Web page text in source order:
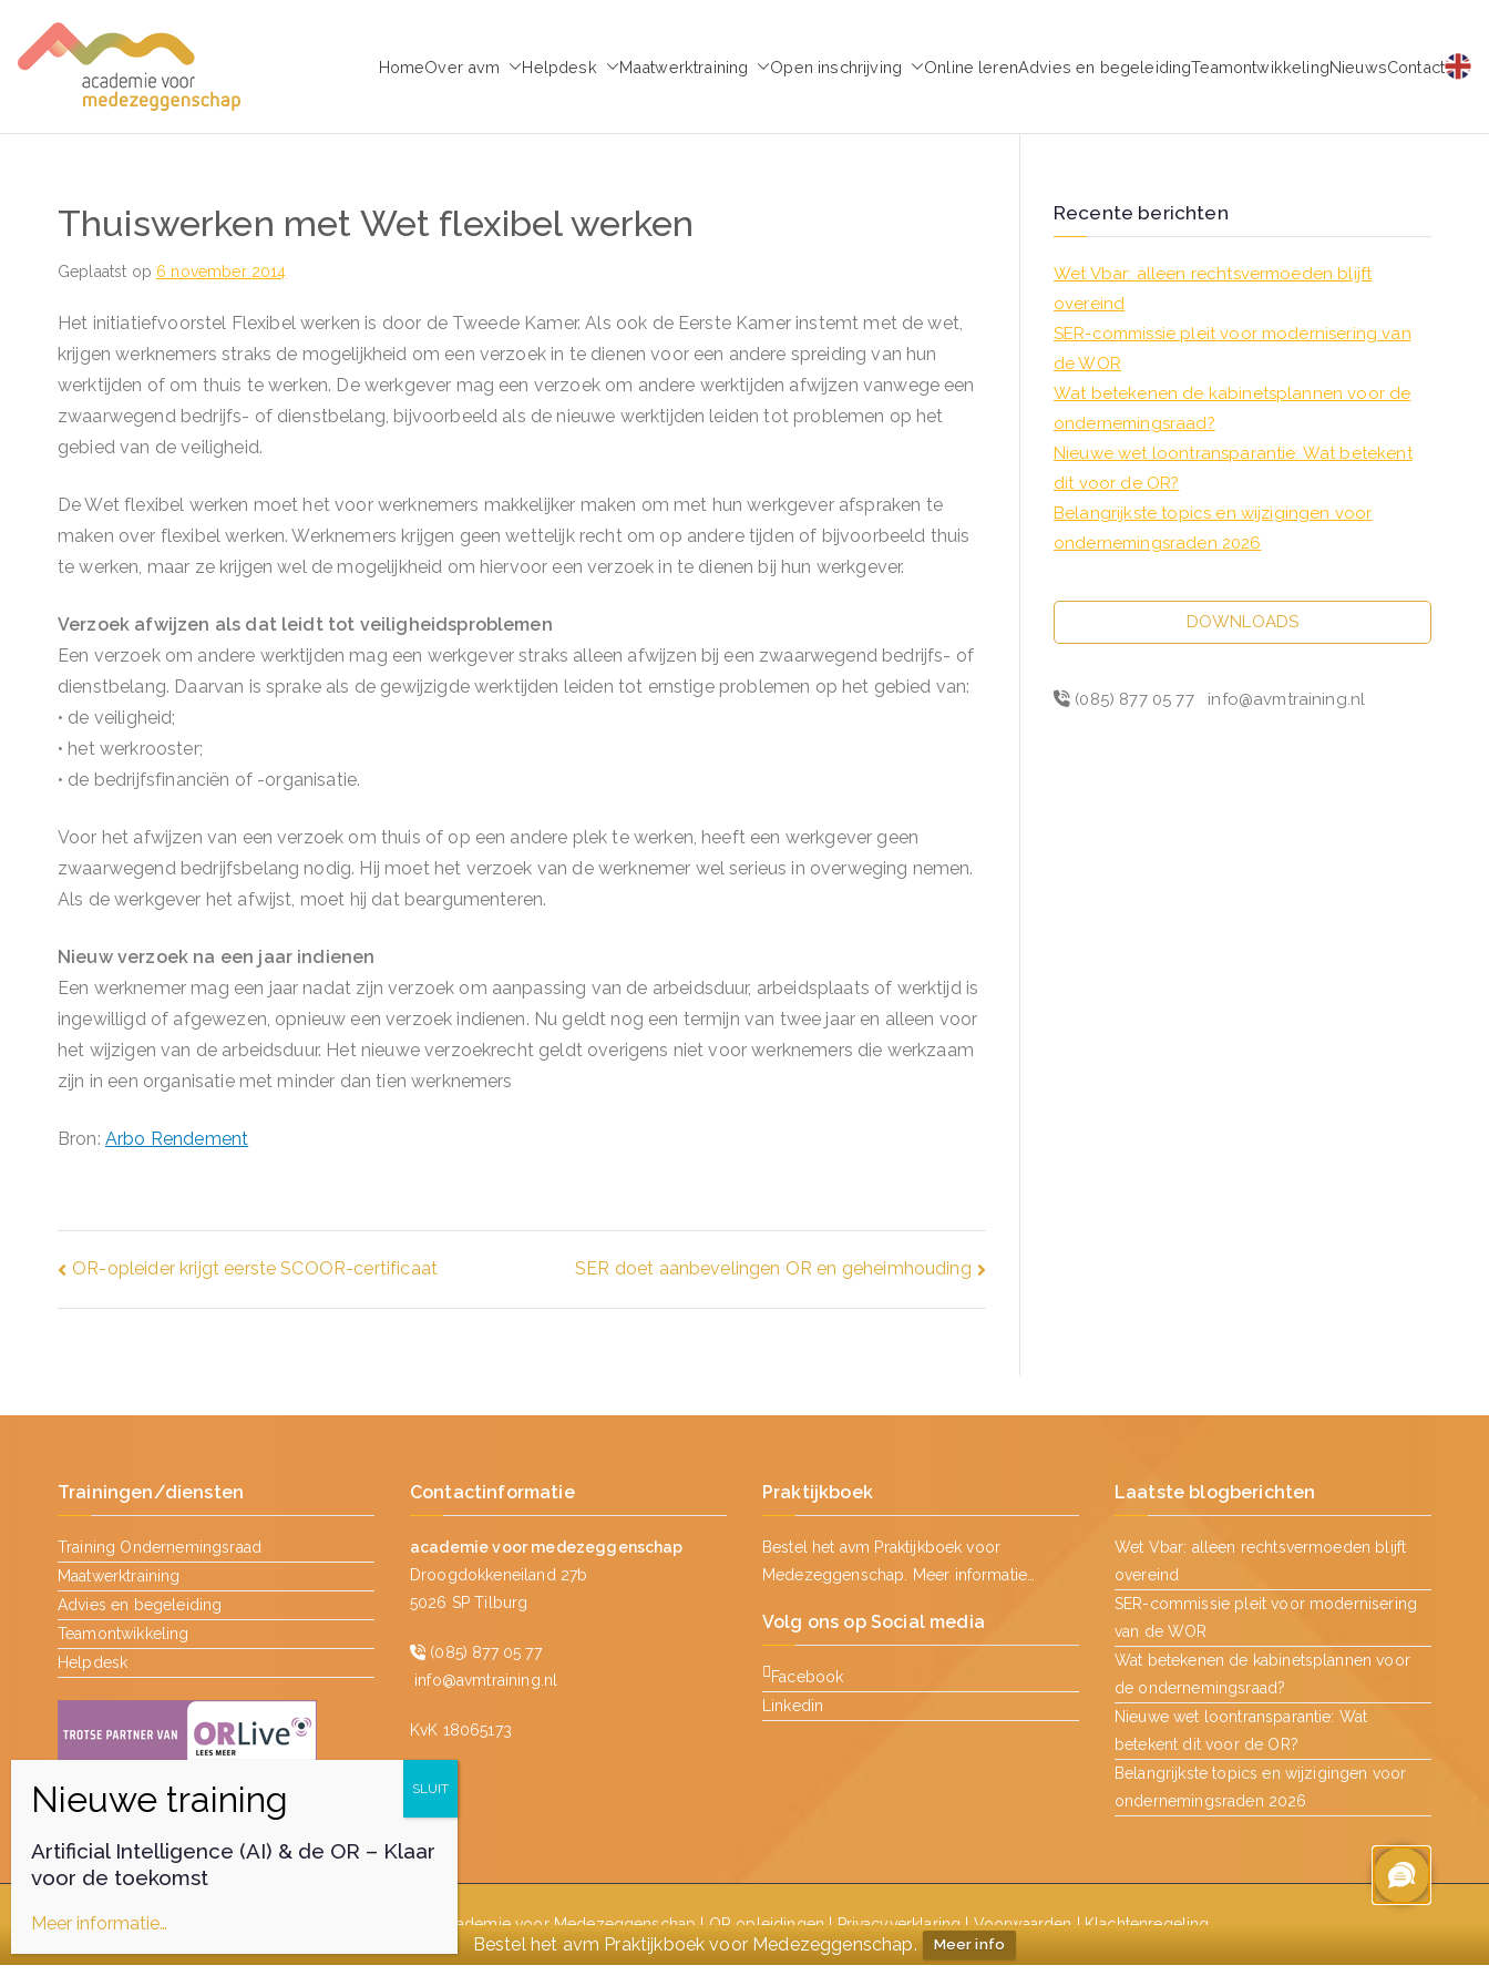
naar
de
Trainingen voor Medezeggenschap - ondernemingsraad
HomeOver avm Helpdesk Maatwerktraining Open inschrijving Online lerenAdvies en begeleidingTeamontwikkelingNieuwsContact
Thuiswerken met Wet flexibel werken
Geplaatst op 6 november 2014
Het initiatiefvoorstel Flexibel werken is door de Tweede Kamer. Als ook de Eerste Kamer instemt met de wet,
krijgen werknemers straks de mogelijkheid om een verzoek in te dienen voor een andere spreiding van hun
werktijden of om thuis te werken. De werkgever mag een verzoek om andere werktijden afwijzen vanwege een
zwaarwegend bedrijfs- of dienstbelang, bijvoorbeeld als de nieuwe werktijden leiden tot problemen op het
gebied van de veiligheid.
De Wet flexibel werken moet het voor werknemers makkelijker maken om met hun werkgever afspraken te
maken over flexibel werken. Werknemers krijgen geen wettelijk recht om op andere tijden of bijvoorbeeld thuis
te werken, maar ze krijgen wel de mogelijkheid om hiervoor een verzoek in te dienen bij hun werkgever.
Verzoek afwijzen als dat leidt tot veiligheidsproblemen
Een verzoek om andere werktijden mag een werkgever straks alleen afwijzen bij een zwaarwegend bedrijfs- of
dienstbelang. Daarvan is sprake als de gewijzigde werktijden leiden tot ernstige problemen op het gebied van:
• de veiligheid;
• het werkrooster;
• de bedrijfsfinanciën of -organisatie.
Voor het afwijzen van een verzoek om thuis of op een andere plek te werken, heeft een werkgever geen
zwaarwegend bedrijfsbelang nodig. Hij moet het verzoek van de werknemer wel serieus in overweging nemen.
Als de werkgever het afwijst, moet hij dat beargumenteren.
Nieuw verzoek na een jaar indienen
Een werknemer mag een jaar nadat zijn verzoek om aanpassing van de arbeidsduur, arbeidsplaats of werktijd is
ingewilligd of afgewezen, opnieuw een verzoek indienen. Nu geldt nog een termijn van twee jaar en alleen voor
het wijzigen van de arbeidsduur. Het nieuwe verzoekrecht geldt overigens niet voor werknemers die werkzaam
zijn in een organisatie met minder dan tien werknemers
Bron: Arbo Rendement
Bericht
navigatie
OR-opleider krijgt eerste SCOOR-certificaat SER doet aanbevelingen OR en geheimhouding
Recente berichten
Wet Vbar: alleen rechtsvermoeden blijft
overeind
SER-commissie pleit voor modernisering van
de WOR
Wat betekenen de kabinetsplannen voor de
ondernemingsraad?
Nieuwe wet loontransparantie: Wat betekent
dit voor de OR?
Belangrijkste topics en wijzigingen voor
ondernemingsraden 2026
DOWNLOADS
(085) 877 05 77 info@avmtraining.nl
Trainingen/diensten
Training Ondernemingsraad
Maatwerktraining
Advies en begeleiding
Teamontwikkeling
Helpdesk
Contactinformatie
academie voor medezeggenschap
Droogdokkeneiland 27b
5026 SP Tilburg
(085) 877 05 77
info@avmtraining.nl
KvK 18065173
Praktijkboek
Bestel het avm Praktijkboek voor
Medezeggenschap.
Meer informatie…
Volg ons op Social media
Facebook
Linkedin
Laatste blogberichten
Wet Vbar: alleen rechtsvermoeden blijft
overeind
SER-commissie pleit voor modernisering
van de WOR
Wat betekenen de kabinetsplannen voor
de ondernemingsraad?
Nieuwe wet loontransparantie: Wat
betekent dit voor de OR?
Belangrijkste topics en wijzigingen voor
ondernemingsraden 2026
academie voor Medezeggenschap | OR opleidingen | Privacyverklaring | Voorwaarden | Klachtenregeling
Artificial Intelligence (AI) & de OR – Klaar
voor de toekomst
Meer informatie…
Bestel het avm Praktijkboek voor Medezeggenschap.
Meer info